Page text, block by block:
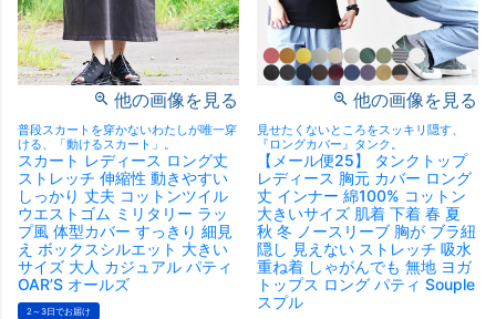
他の画像を見る
普段スカートを穿かないわたしが唯一穿
ける、「動けるスカート」。
スカート レディース ロング丈
ストレッチ 伸縮性 動きやすい
しっかり 丈夫 コットンツイル
ウエストゴム ミリタリー ラッ
プ風 体型カバー すっきり 細見
え ボックスシルエット 大きい
サイズ 大人 カジュアル パティ
OAR’S オールズ
2～3日でお届け
他の画像を見る
見せたくないところをスッキリ隠す、
『ロングカバー』タンク。
【メール便25】 タンクトップ
レディース 胸元 カバー ロング
丈 インナー 綿100% コットン
大きいサイズ 肌着 下着 春 夏
秋 冬 ノースリーブ 胸が ブラ紐
隠し 見えない ストレッチ 吸水
重ね着 しゃがんでも 無地 ヨガ
トップス ロング パティ Souple
スプル